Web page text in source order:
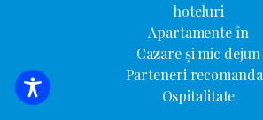
CĂUTARE DE CAZARE
hoteluri
Apartamente în
Cazare și mic dejun
Parteneri
Ospitalitate